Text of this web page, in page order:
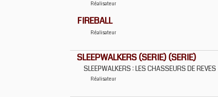
Réalisateur
FIREBALL
Réalisateur
SLEEPWALKERS (SERIE) (SERIE)
SLEEPWALKERS : LES CHASSEURS DE REVES
Réalisateur